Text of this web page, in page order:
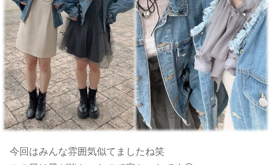
今回はみんな雰囲気似てましたね笑